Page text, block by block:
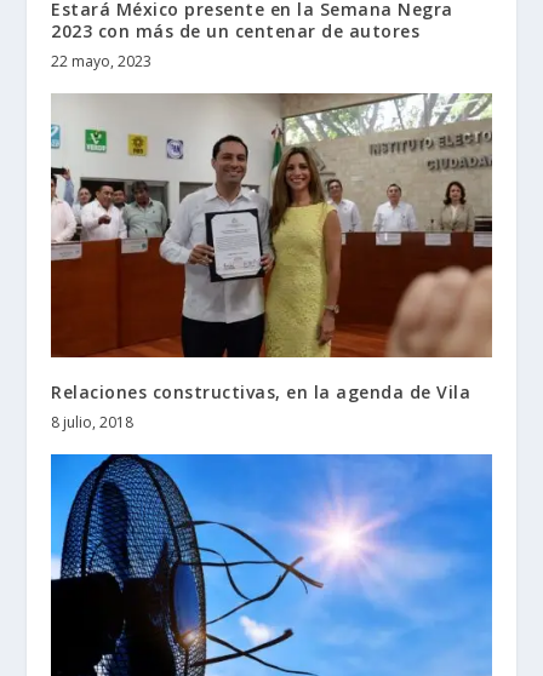
Estará México presente en la Semana Negra
2023 con más de un centenar de autores
22 mayo, 2023
Relaciones constructivas, en la agenda de Vila
8 julio, 2018